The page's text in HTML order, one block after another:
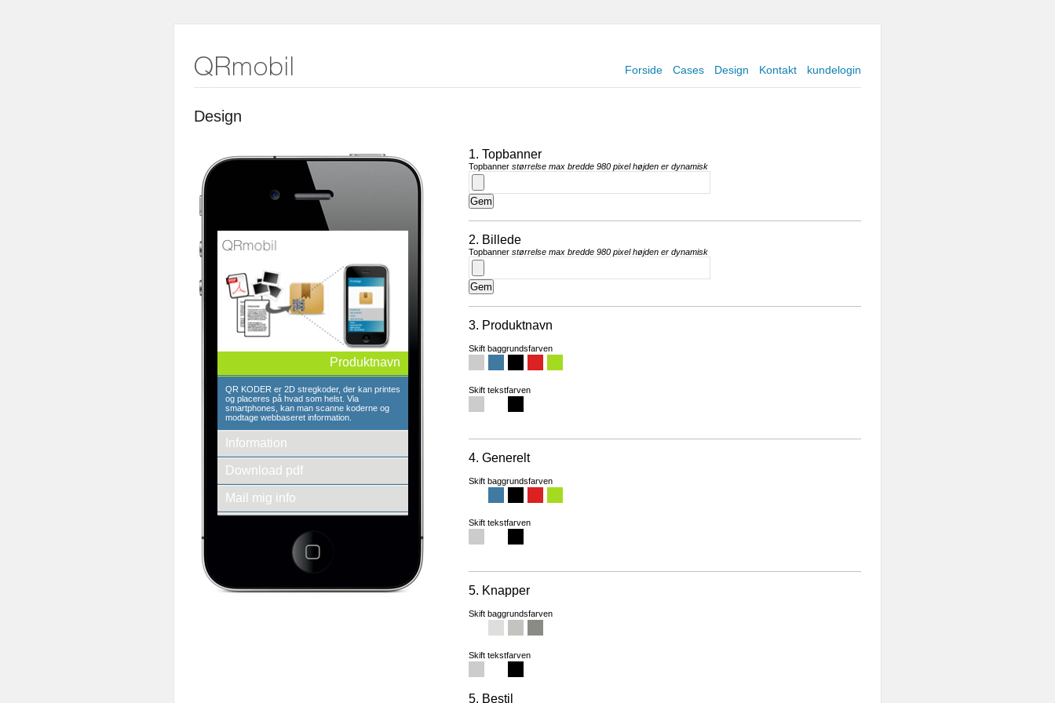
Forside Cases Design Kontakt kundelogin
Design
Produktnavn
QR KODER er 2D stregkoder, der kan printes
og placeres på hvad som helst. Via
smartphones, kan man scanne koderne og
modtage webbaseret information.
Information
Download pdf
Mail mig info
Fredens Torv 1 2.th
Tlf.: + 45 86 20 94 93
1. Topbanner
Topbanner størrelse max bredde 980 pixel højden er dynamisk
2. Billede
Topbanner størrelse max bredde 980 pixel højden er dynamisk
3. Produktnavn
Skift baggrundsfarven
Skift tekstfarven
4. Generelt
Skift baggrundsfarven
Skift tekstfarven
5. Knapper
Skift baggrundsfarven
Skift tekstfarven
5. Bestil